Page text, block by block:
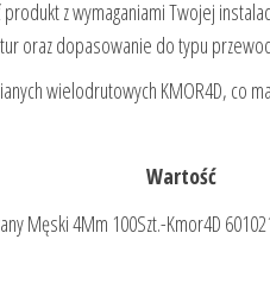
z wymaganiami Twojej
oraz dopasowanie do typu
wielodrutowych KMOR4D, co
Wartość
Męski 4Mm 100Szt.-Kmor4D